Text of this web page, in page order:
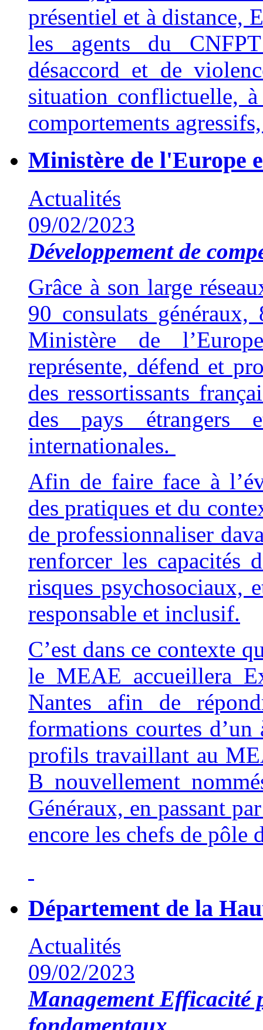
présentiel et à distance,
les agents du
désaccord et de
situation conflictuelle,
comportements
Ministère de l'Europe
Actualités
09/02/2023
Développement de
Grâce à son large
90 consulats
Ministère de
représente, défend et
des ressortissants
des pays étrangers
internationales.
Afin de faire face à
des pratiques et du
de professionnaliser
renforcer les capacités
risques psychosociaux,
responsable et inclusif.
C’est dans ce contexte
le MEAE accueillera
Nantes afin de
formations courtes
profils travaillant au
B nouvellement
Généraux, en passant
encore les chefs de pôle
Département de la
Actualités
09/02/2023
Management Efficacité